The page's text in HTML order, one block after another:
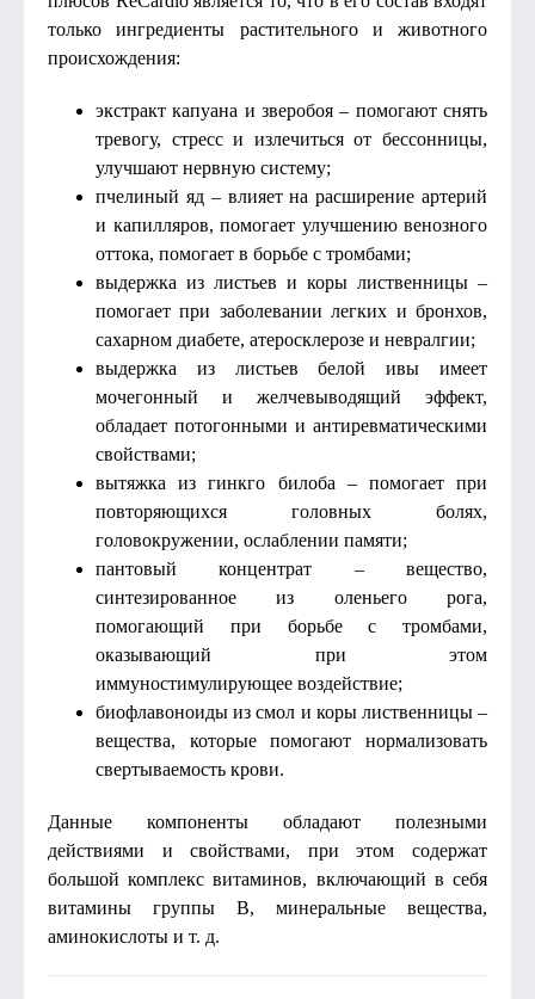
только ингредиенты растительного и животного
происхождения:
экстракт капуана и зверобоя – помогают снять
тревогу, стресс и излечиться от бессонницы,
улучшают нервную систему;
пчелиный яд – влияет на расширение артерий
и капилляров, помогает улучшению венозного
оттока, помогает в борьбе с тромбами;
выдержка из листьев и коры лиственницы –
помогает при заболевании легких и бронхов,
сахарном диабете, атеросклерозе и невралгии;
выдержка из листьев белой ивы имеет
мочегонный и желчевыводящий эффект,
обладает потогонными и антиревматическими
свойствами;
вытяжка из гинкго билоба – помогает при
повторяющихся головных болях,
головокружении, ослаблении памяти;
пантовый концентрат – вещество,
синтезированное из оленьего рога,
помогающий при борьбе с тромбами,
оказывающий при этом
иммуностимулирующее воздействие;
биофлавоноиды из смол и коры лиственницы –
вещества, которые помогают нормализовать
свертываемость крови.
Данные компоненты обладают полезными
действиями и свойствами, при этом содержат
большой комплекс витаминов, включающий в себя
витамины группы B, минеральные вещества,
аминокислоты и т. д.